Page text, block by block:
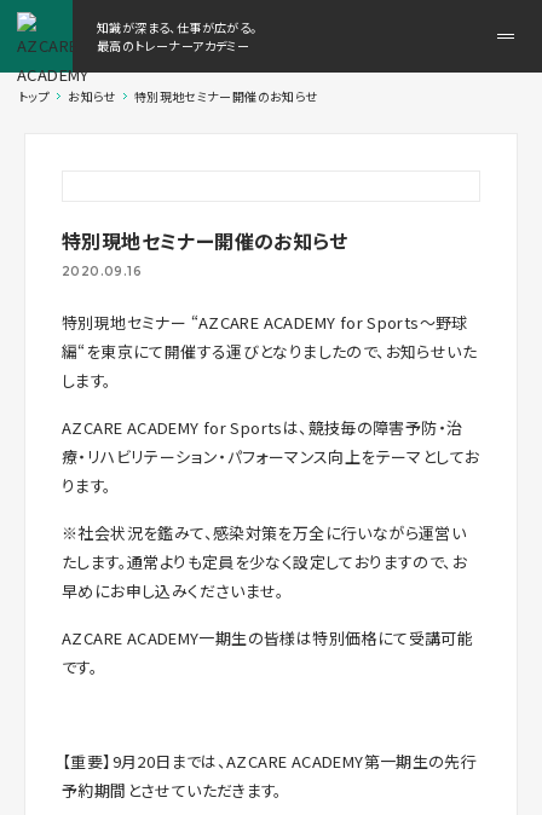
知識が深まる、仕事が広がる。
最高のトレーナーアカデミー
ニ
トップ お知らせ 特別現地セミナー開催のお知らせ
特別現地セミナー開催のお知らせ
2020.09.16
特別現地セミナー “AZCARE ACADEMY for Sports～野球
編“を東京にて開催する運びとなりましたので、お知らせいた
します。
AZCARE ACADEMY for Sportsは、競技毎の障害予防・治
療・リハビリテーション・パフォーマンス向上をテーマとしてお
ります。
※社会状況を鑑みて、感染対策を万全に行いながら運営い
たします。通常よりも定員を少なく設定しておりますので、お
早めにお申し込みくださいませ。
AZCARE ACADEMY一期生の皆様は特別価格にて受講可能
です。
【重要】9月20日までは、AZCARE ACADEMY第一期生の先行
予約期間とさせていただきます。